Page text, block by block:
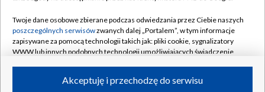
Rada Programowa
System NOS
Informacje o nadawcy
Program dla prasy
Kontakt
Kanały
Twoje dane osobowe zbierane podczas odwiedzania przez Ciebie naszych
poszczególnych serwisówzwanych dalej „Portalem”, w tym informacje
zapisywane za pomocą technologii takich jak: pliki cookie, sygnalizatory
WWW lub innych podobnych technologii umożliwiających świadczenie
ruchu w Internecie.Akceptuję i przechodzę do serwisu